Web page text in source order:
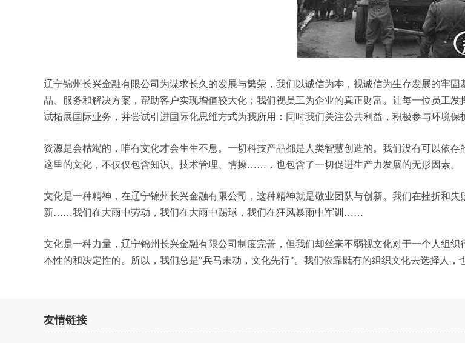
辽宁锦州长兴金融有限公司为谋求长久的发展与繁荣，我们以诚信为本，视诚信为生存发展的牢
品、服务和解决方案，帮助客户实现增值较大化；我们视员工为企业的真正财富。让每一位员工
试拓展国际业务，并尝试引进国际化思维方式为我所用：同时我们关注公共利益，积极参与环境保
资源是会枯竭的，唯有文化才会生生不息。一切科技产品都是人类智慧创造的。我们没有可以依
这里的文化，不仅仅包含知识、技术管理、情操……，也包含了一切促进生产力发展的无形因素。
文化是一种精神，在辽宁锦州长兴金融有限公司，这种精神就是敬业团队与创新。我们在挫折和
新……我们在大雨中劳动，我们在大雨中踢球，我们在狂风暴雨中军训……
文化是一种力量，辽宁锦州长兴金融有限公司制度完善，但我们却丝毫不弱视文化对于一个人组
本性的和决定性的。所以，我们总是"兵马未动，文化先行"。我们依靠既有的组织文化去选择人，
友情链接